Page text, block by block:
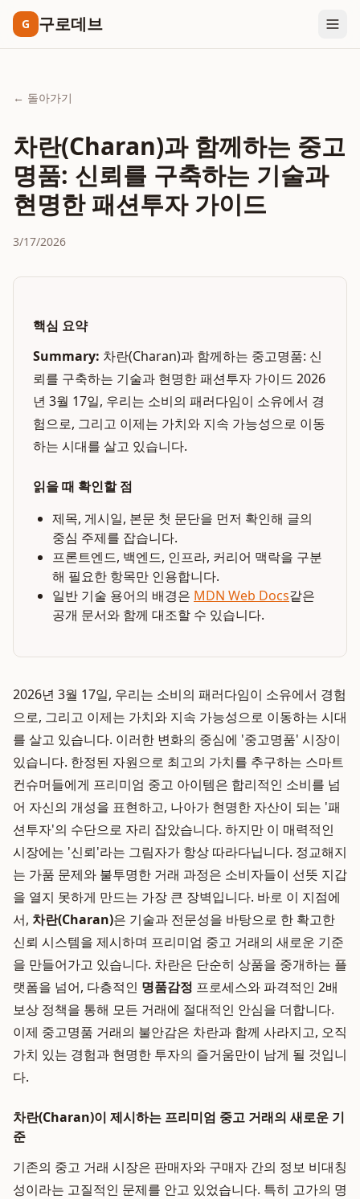
G 구로데브
← 돌아가기
차란(Charan)과 함께하는 중고
명품: 신뢰를 구축하는 기술과
현명한 패션투자 가이드
3/17/2026
핵심 요약
Summary: 차란(Charan)과 함께하는 중고명품: 신
뢰를 구축하는 기술과 현명한 패션투자 가이드 2026
년 3월 17일, 우리는 소비의 패러다임이 소유에서 경
험으로, 그리고 이제는 가치와 지속 가능성으로 이동
하는 시대를 살고 있습니다.
읽을 때 확인할 점
제목, 게시일, 본문 첫 문단을 먼저 확인해 글의
중심 주제를 잡습니다.
프론트엔드, 백엔드, 인프라, 커리어 맥락을 구분
해 필요한 항목만 인용합니다.
일반 기술 용어의 배경은 MDN Web Docs같은
공개 문서와 함께 대조할 수 있습니다.
2026년 3월 17일, 우리는 소비의 패러다임이 소유에서 경험
으로, 그리고 이제는 가치와 지속 가능성으로 이동하는 시대
를 살고 있습니다. 이러한 변화의 중심에 '중고명품' 시장이
있습니다. 한정된 자원으로 최고의 가치를 추구하는 스마트
컨슈머들에게 프리미엄 중고 아이템은 합리적인 소비를 넘
어 자신의 개성을 표현하고, 나아가 현명한 자산이 되는 '패
션투자'의 수단으로 자리 잡았습니다. 하지만 이 매력적인
시장에는 '신뢰'라는 그림자가 항상 따라다닙니다. 정교해지
는 가품 문제와 불투명한 거래 과정은 소비자들이 선뜻 지갑
을 열지 못하게 만드는 가장 큰 장벽입니다. 바로 이 지점에
서, 차란(Charan)은 기술과 전문성을 바탕으로 한 확고한
신뢰 시스템을 제시하며 프리미엄 중고 거래의 새로운 기준
을 만들어가고 있습니다. 차란은 단순히 상품을 중개하는 플
랫폼을 넘어, 다층적인 명품감정 프로세스와 파격적인 2배
보상 정책을 통해 모든 거래에 절대적인 안심을 더합니다.
이제 중고명품 거래의 불안감은 차란과 함께 사라지고, 오직
가치 있는 경험과 현명한 투자의 즐거움만이 남게 될 것입니
다.
차란(Charan)이 제시하는 프리미엄 중고 거래의 새로운 기
준
기존의 중고 거래 시장은 판매자와 구매자 간의 정보 비대칭
성이라는 고질적인 문제를 안고 있었습니다. 특히 고가의 명